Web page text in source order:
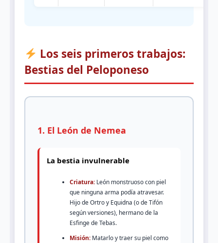
Los seis primeros trabajos:
Bestias del Peloponeso
1. El León de Nemea
La bestia invulnerable
Criatura: León monstruoso con piel
que ninguna arma podía atravesar.
Hijo de Ortro y Equidna (o de Tifón
según versiones), hermano de la
Esfinge de Tebas.
Misión: Matarlo y traer su piel como